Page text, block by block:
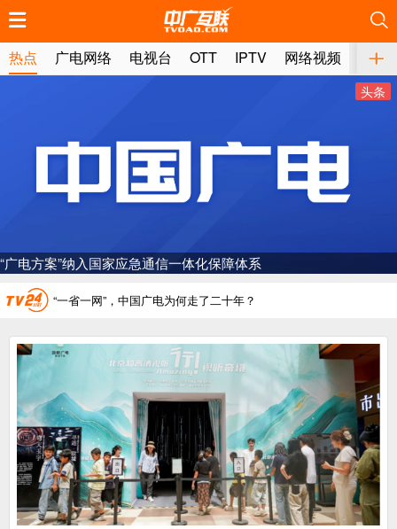
热点 广电网络 电视台 OTT IPTV 网络视频 媒体
头条
“广电方案”纳入国家应急通信一体化保障体系
中国广电：编制一体化电视技术标准白皮书
AI赋能微短剧产业“沪8条”发布
“纵深推进”系统性变革，广电媒体如何发力？
“一省一网”，中国广电为何走了二十年？
广电总局对互联网电视自动续费专项治理
中国广电：编制一体化电视技术标准白皮书
推荐
推荐
推荐
推荐
推荐
推荐
推荐
推荐
推荐
推荐
推荐
推荐
推荐
推荐
推荐
推荐
推荐
推荐
推荐
推荐